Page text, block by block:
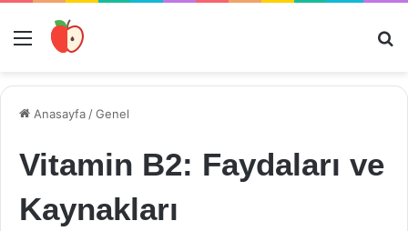
Menü
Anasayfa /Genel
Vitamin B2: Faydaları ve
Kaynakları